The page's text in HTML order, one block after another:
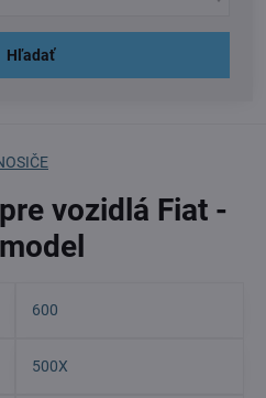
Hľadať
vozidlá Fiat -
600
500X